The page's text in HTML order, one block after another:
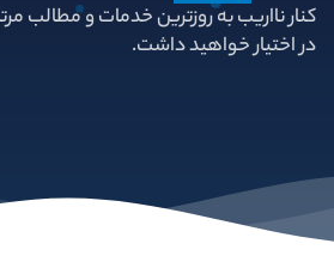
کنار نااریب به روزترین خدمات و مطالب
در اختیار خواهید داشت.